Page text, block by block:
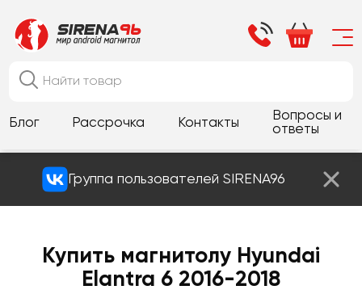
Блог Рассрочка Контакты
Вопросы и
ответы
Группа пользователей SIRENA96
Купить магнитолу Hyundai
Elantra 6 2016-2018